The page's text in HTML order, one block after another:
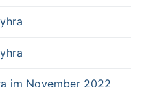
im November 2022